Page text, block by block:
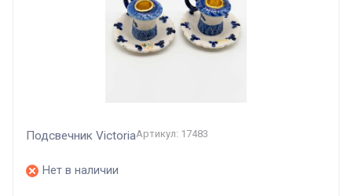
Подсвечник VictoriaАртикул: 17483
Нет в наличии